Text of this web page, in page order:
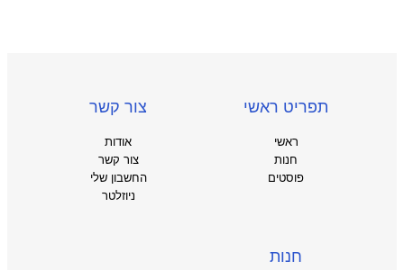
תפריט ראשי
ראשי
חנות
פוסטים
צור קשר
אודות
צור קשר
החשבון שלי
ניוזלטר
חנות